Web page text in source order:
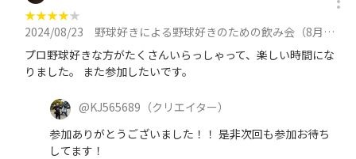
★★★★★
2024/08/23
野球好きによる野球好きのための飲み会（8月）に参加
プロ野球好きな方がたくさんいらっしゃって、楽しい時間にな
りました。 また参加したいです。
@KJ565689 （クリエイター）
参加ありがとうございました！！ 是非次回も参加お待ち
してます！